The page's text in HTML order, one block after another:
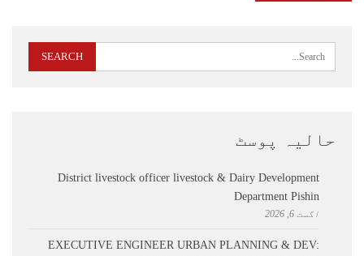
حالیہ پوسٹ
District livestock officer livestock & Dairy Development
Department Pishin
اگست 6, 2026
EXECUTIVE ENGINEER URBAN PLANNING & DEV: